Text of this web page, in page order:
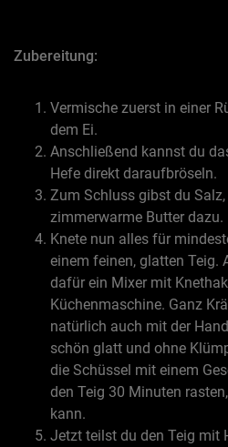
Zubereitung:
Vermische zuerst in einer
dem Ei.
Anschließend kannst du
Hefe direkt daraufbröseln.
Zum Schluss gibst du
zimmerwarme Butter dazu.
Knete nun alles für
einem feinen, glatten Teig.
dafür ein Mixer mit
Küchenmaschine. Ganz
natürlich auch mit der
schön glatt und ohne
die Schüssel mit einem
den Teig 30 Minuten
kann.
Jetzt teilst du den Teig mit